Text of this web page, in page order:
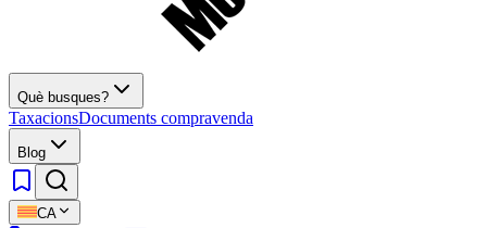
Què busques?
TaxacionsDocuments compravenda
Blog
CA